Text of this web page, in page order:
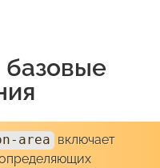
базовые
area включает